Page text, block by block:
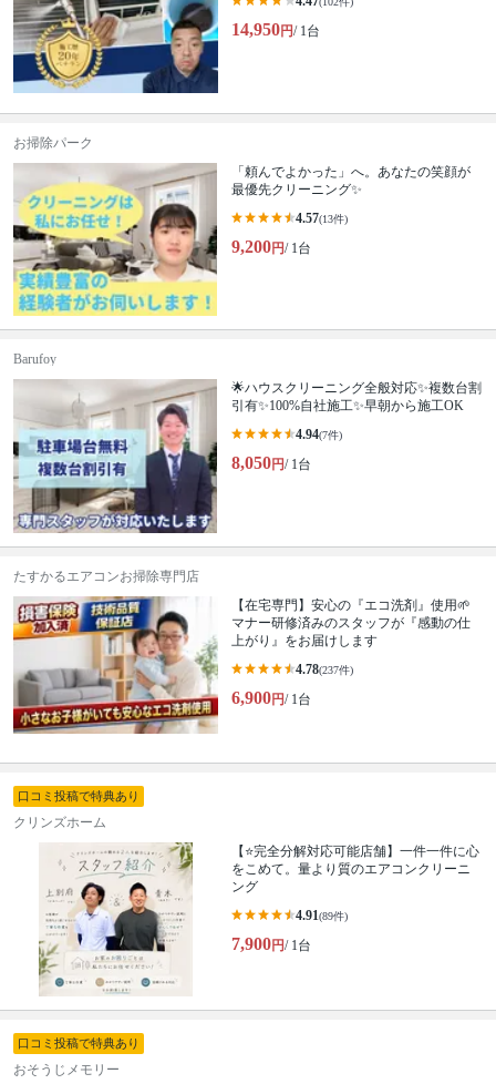
14,950円/ 1台
お掃除パーク
「頼んでよかった」へ。あなたの笑顔が
最優先クリーニング✨
4.57(13件)
9,200円/ 1台
Barufoy
🌟ハウスクリーニング全般対応✨複数台割
引有✨100%自社施工✨早朝から施工OK
4.94(7件)
8,050円/ 1台
たすかるエアコンお掃除専門店
【在宅専門】安心の『エコ洗剤』使用🌱
マナー研修済みのスタッフが『感動の仕
上がり』をお届けします
4.78(237件)
6,900円/ 1台
口コミ投稿で特典あり
クリンズホーム
【⭐完全分解対応可能店舗】一件一件に心
をこめて。量より質のエアコンクリーニ
ング
4.91(89件)
7,900円/ 1台
口コミ投稿で特典あり
おそうじメモリー